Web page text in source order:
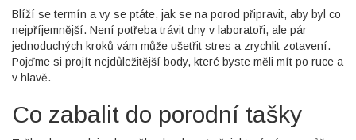
Blíží se termín a vy se ptáte, jak se na porod připravit, aby byl co
nejpříjemnější. Není potřeba trávit dny v laboratoři, ale pár
jednoduchých kroků vám může ušetřit stres a zrychlit zotavení.
Pojďme si projít nejdůležitější body, které byste měli mít po ruce a
v hlavě.
Co zabalit do porodní tašky